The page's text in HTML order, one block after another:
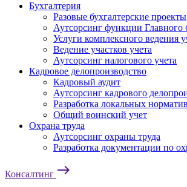
Бухгалтерия
Разовые бухгалтерские проекты
Аутсорсинг функции Главного
Услуги комплексного ведения
Ведение участков учета
Аутсорсинг налогового учета
Кадровое делопроизводство
Кадровый аудит
Аутсорсинг кадрового
Разработка локальных
Общий воинский учет
Охрана труда
Аутсорсинг охраны труда
Разработка документации по
Консалтинг east